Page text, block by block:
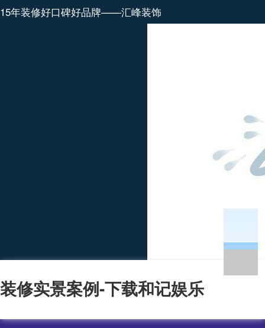
15年装修好口碑好品牌——汇峰装饰
装修实景案例-下载和记娱乐